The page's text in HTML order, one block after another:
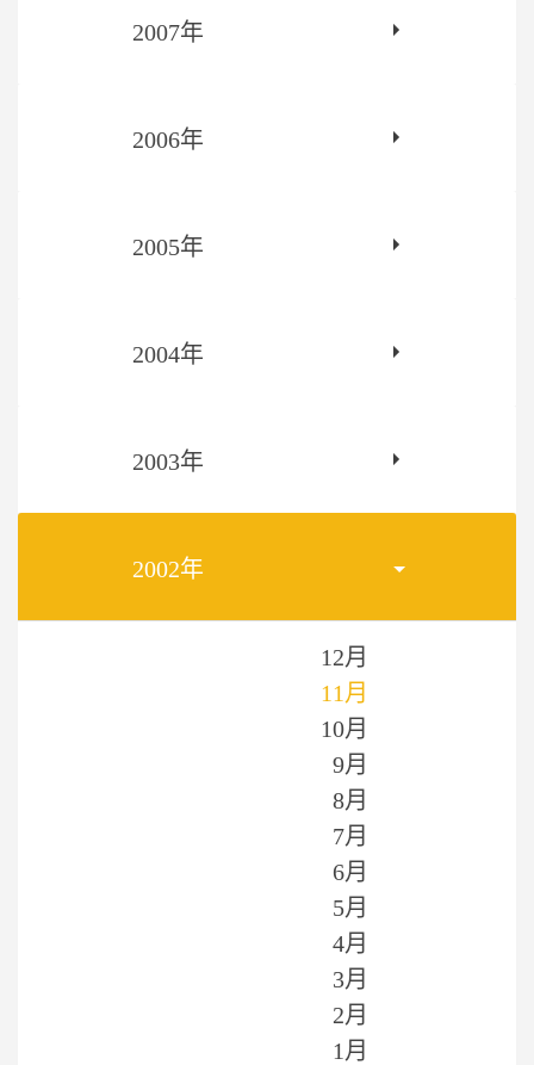
2007年
2006年
2005年
2004年
2003年
2002年
12月
11月
10月
9月
8月
7月
6月
5月
4月
3月
2月
1月